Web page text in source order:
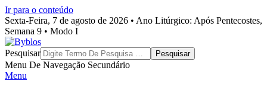
Ir para o conteúdo
Sexta-Feira, 7 de agosto de 2026 • Ano Litúrgico: Após Pentecostes,
Semana 9 • Modo I
Byblos
Pesquisar
Menu De Navegação Secundário
Menu